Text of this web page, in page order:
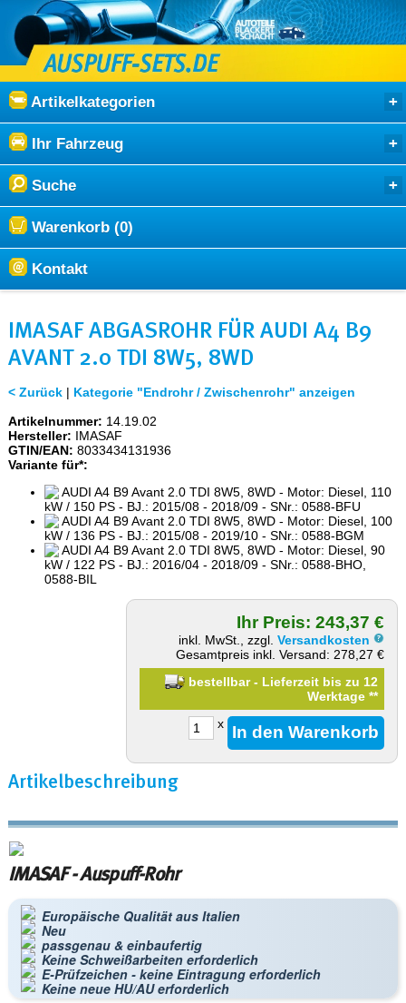
Artikelkategorien
Ihr Fahrzeug
Suche
Warenkorb (0)
Kontakt
IMASAF ABGASROHR FÜR AUDI A4 B9
AVANT 2.0 TDI 8W5, 8WD
< Zurück| Kategorie "Endrohr / Zwischenrohr" anzeigen
Artikelnummer: 14.19.02
Hersteller: IMASAF
GTIN/EAN: 8033434131936
Variante für*:
AUDI A4 B9 Avant 2.0 TDI 8W5, 8WD - Motor: Diesel, 110
kW / 150 PS - BJ.: 2015/08 - 2018/09 - SNr.: 0588-BFU
AUDI A4 B9 Avant 2.0 TDI 8W5, 8WD - Motor: Diesel, 100
kW / 136 PS - BJ.: 2015/08 - 2019/10 - SNr.: 0588-BGM
AUDI A4 B9 Avant 2.0 TDI 8W5, 8WD - Motor: Diesel, 90
kW / 122 PS - BJ.: 2016/04 - 2018/09 - SNr.: 0588-BHO,
0588-BIL
Ihr Preis: 243,37 €
inkl. MwSt., zzgl.Versandkosten
Gesamtpreis inkl. Versand: 278,27 €
bestellbar - Lieferzeit bis zu 12
Werktage**
x
Artikelbeschreibung
IMASAF - Auspuff-Rohr
Europäische Qualität aus Italien
Neu
passgenau & einbaufertig
Keine Schweißarbeiten erforderlich
E-Prüfzeichen - keine Eintragung erforderlich
Keine neue HU/AU erforderlich